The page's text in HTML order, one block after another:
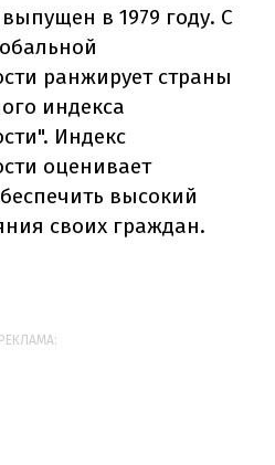
в 1979 году. С
ранжирует страны
индекса
Индекс
оценивает
высокий
своих граждан.
РЕКЛАМА: